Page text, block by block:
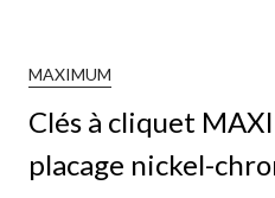
MAXIMUM
Clés à cliquet
placage nickel-